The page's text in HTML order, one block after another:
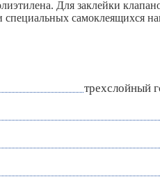
Для заклейки
самоклеящихся
трехслойный